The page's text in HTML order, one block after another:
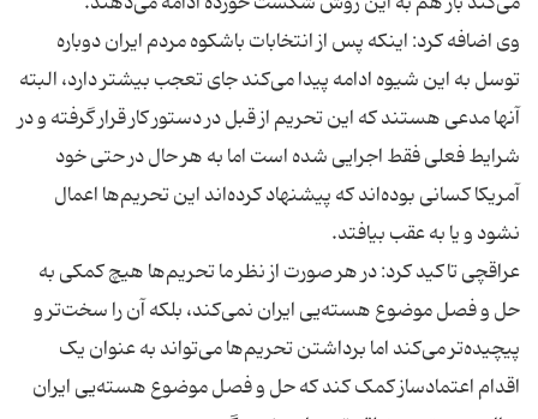
وی اضافه کرد: اینکه پس از انتخابات باشکوه مردم ایران دوباره
توسل به این شیوه ادامه پیدا می‌کند جای تعجب بیشتر دارد، البته
آنها مدعی هستند که این تحریم از قبل در دستور کار قرار گرفته و در
شرایط فعلی فقط اجرایی شده است اما به هر حال در حتی خود
آمریکا کسانی بوده‌اند که پیشنهاد کرده‌اند این تحریم‌ها اعمال
عراقچی تاکید کرد: در هر صورت از نظر ما تحریم‌ها هیچ کمکی به
حل و فصل موضوع هسته‌یی ایران نمی‌کند، بلکه آن را سخت‌تر و
پیچیده‌تر می‌کند اما برداشتن تحریم‌ها می‌تواند به عنوان یک
اقدام اعتمادساز کمک کند که حل و فصل موضوع هسته‌یی ایران